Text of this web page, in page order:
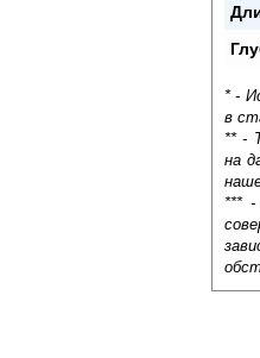
* -
в
** -
на
*** -